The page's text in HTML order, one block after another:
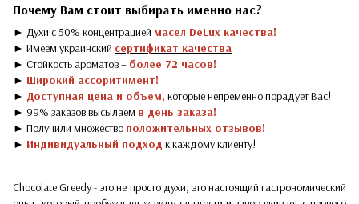
Почему Вам стоит выбирать именно нас?
► Духи с 50% концентрацией масел DeLux качества!
► Имеем украинский сертификат качества
► Стойкость ароматов – более 72 часов!
► Широкий ассоритимент!
► Доступная цена и объем, которые непременно порадует Вас!
► 99% заказов высылаем в день заказа!
► Получили множество положительных отзывов!
► Индивидуальный подход к каждому клиенту!
Chocolate Greedy - это не просто духи, это настоящий гастрономический